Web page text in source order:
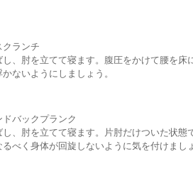
クランチ
し、肘を立てて寝ます。腹圧をかけて腰を
ないようにしましょう。
ドバックプランク
し、肘を立てて寝ます。片肘だけついた状
るべく身体が回旋しないように気を付けまし